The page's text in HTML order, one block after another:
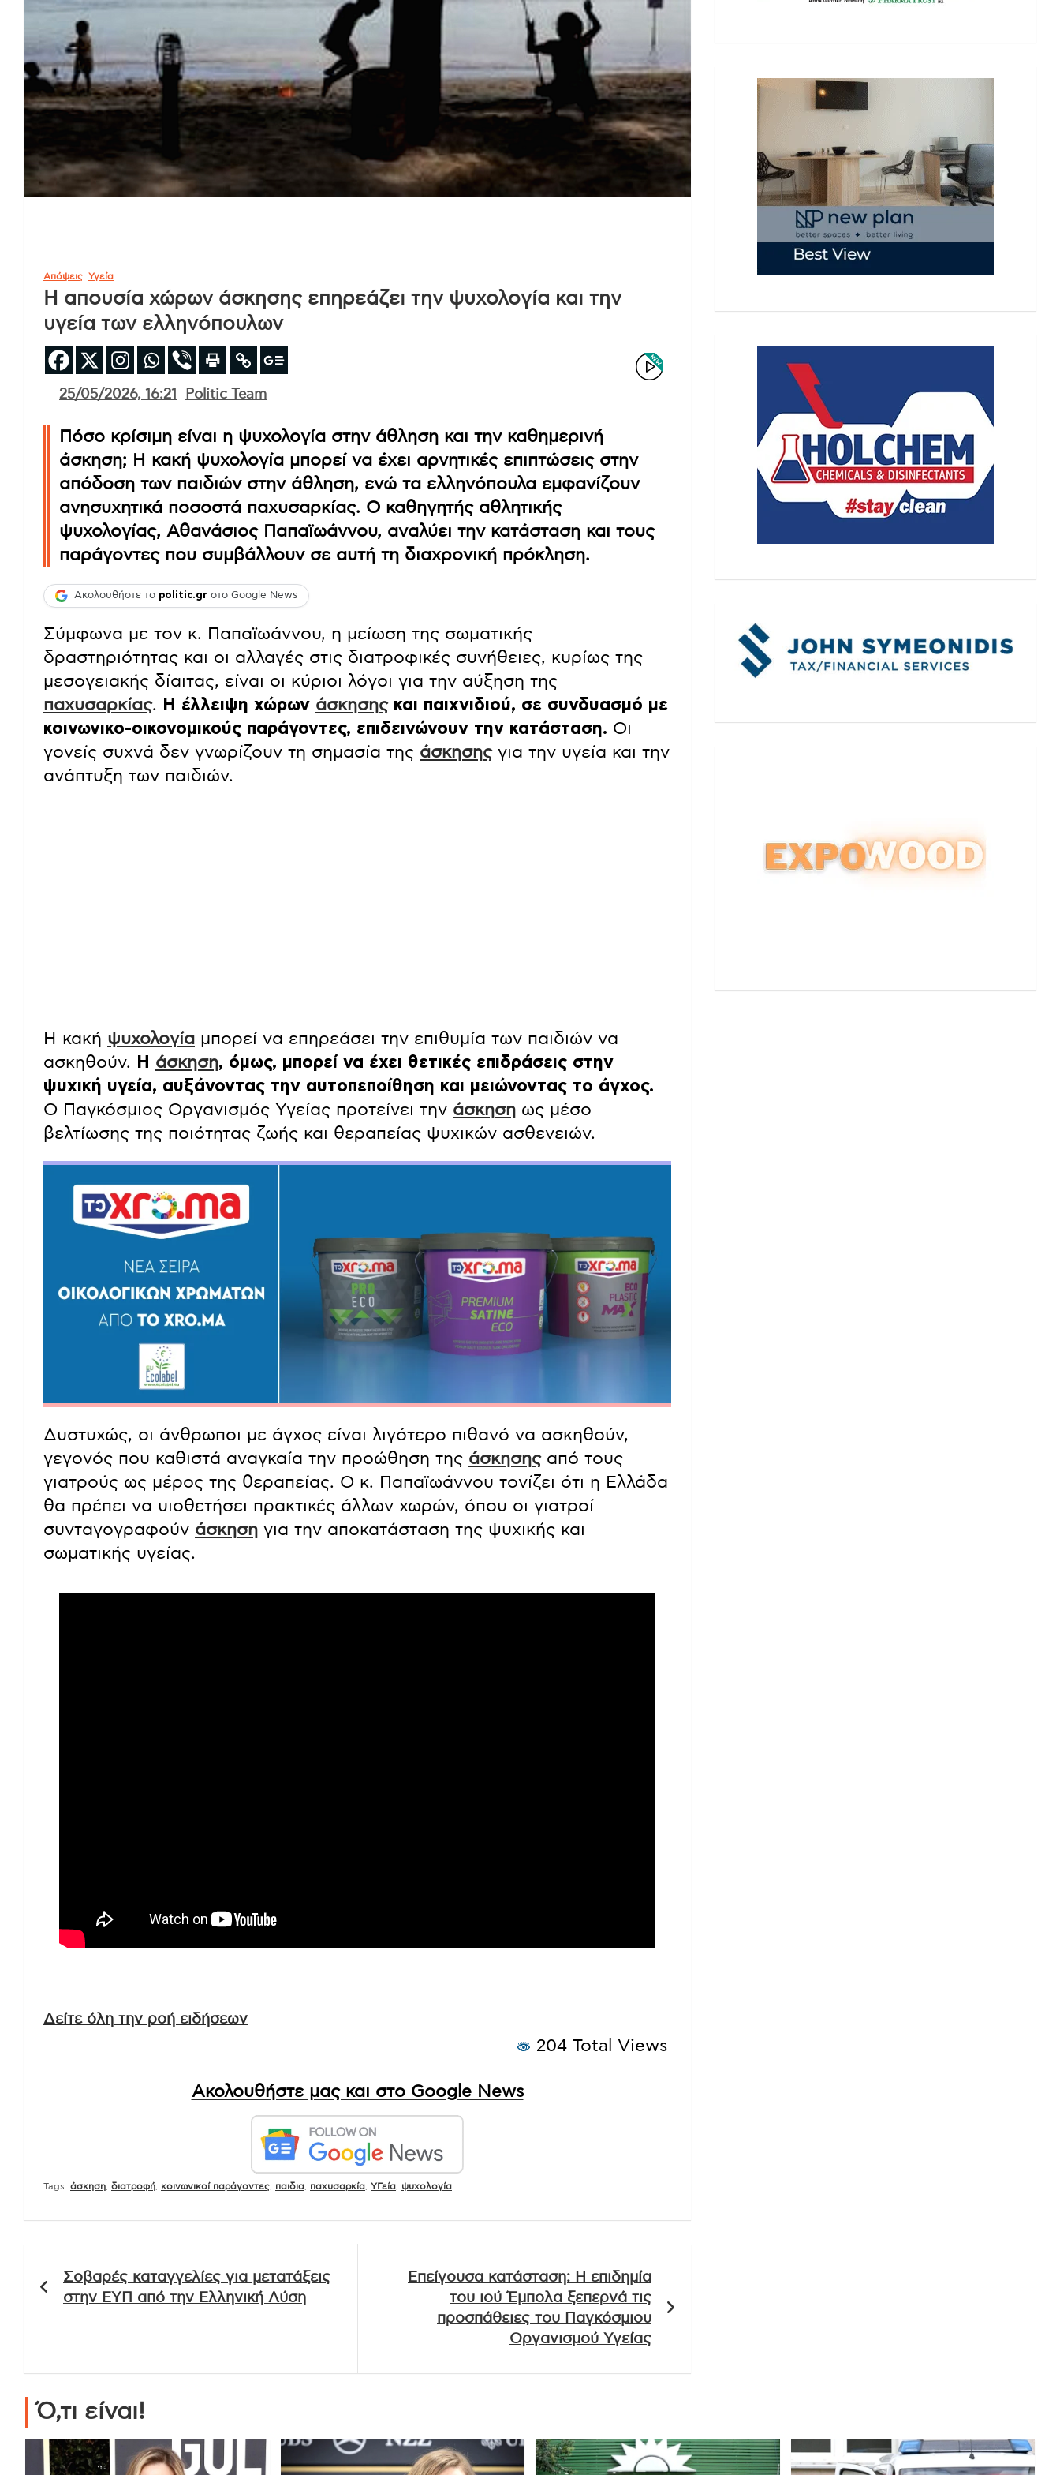
Απόψεις Υγεία
Η απουσία χώρων άσκησης επηρεάζει την ψυχολογία και την
υγεία των ελληνόπουλων
25/05/2026, 16:21 Politic Team
Πόσο κρίσιμη είναι η ψυχολογία στην άθληση και την καθημερινή
άσκηση; Η κακή ψυχολογία μπορεί να έχει αρνητικές επιπτώσεις στην
απόδοση των παιδιών στην άθληση, ενώ τα ελληνόπουλα εμφανίζουν
ανησυχητικά ποσοστά παχυσαρκίας. Ο καθηγητής αθλητικής
ψυχολογίας, Αθανάσιος Παπαϊωάννου, αναλύει την κατάσταση και τους
παράγοντες που συμβάλλουν σε αυτή τη διαχρονική πρόκληση.
Ακολουθήστε το politic.gr στο Google News
Σύμφωνα με τον κ. Παπαϊωάννου, η μείωση της σωματικής
δραστηριότητας και οι αλλαγές στις διατροφικές συνήθειες, κυρίως της
μεσογειακής δίαιτας, είναι οι κύριοι λόγοι για την αύξηση της
παχυσαρκίας. Η έλλειψη χώρων άσκησηςκαι παιχνιδιού, σε συνδυασμό με
κοινωνικο-οικονομικούς παράγοντες, επιδεινώνουν την κατάσταση. Οι
γονείς συχνά δεν γνωρίζουν τη σημασία της άσκησηςγια την υγεία και την
ανάπτυξη των παιδιών.
Η κακή ψυχολογία μπορεί να επηρεάσει την επιθυμία των παιδιών να
ασκηθούν.
Η άσκηση, όμως, μπορεί να έχει θετικές επιδράσεις στην
ψυχική υγεία, αυξάνοντας την αυτοπεποίθηση και μειώνοντας το άγχος.
Ο Παγκόσμιος Οργανισμός Υγείας προτείνει την άσκηση ως μέσο
βελτίωσης της ποιότητας ζωής και θεραπείας ψυχικών ασθενειών.
Δυστυχώς, οι άνθρωποι με άγχος είναι λιγότερο πιθανό να ασκηθούν,
γεγονός που καθιστά αναγκαία την προώθηση της άσκησηςαπό τους
γιατρούς ως μέρος της θεραπείας. Ο κ. Παπαϊωάννου τονίζει ότι η Ελλάδα
θα πρέπει να υιοθετήσει πρακτικές άλλων χωρών, όπου οι γιατροί
συνταγογραφούν άσκηση για την αποκατάσταση της ψυχικής και
σωματικής υγείας.
Δείτε όλη την ροή ειδήσεων
204 Total Views
Ακολουθήστε μας και στο Google News
Tags: άσκηση διατροφή κοινωνικοί παράγοντες παιδια παχυσαρκία ΥΓεία ψυχολογία
άρθρων
Σοβαρές καταγγελίες για μετατάξεις
στην ΕΥΠ από την Ελληνική Λύση
Επείγουσα κατάσταση: Η επιδημία
του ιού Έμπολα ξεπερνά τις
προσπάθειες του Παγκόσμιου
Οργανισμού Υγείας
Ό,τι είναι!